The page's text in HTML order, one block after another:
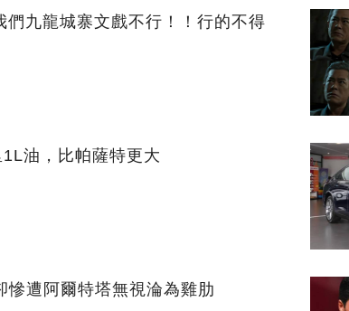
九龍城寨文戲不行！！行的不得
油，比帕薩特更大
遭阿爾特塔無視淪為雞肋